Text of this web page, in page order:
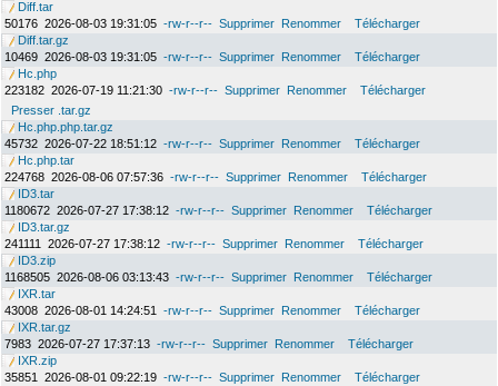
Diff.tar
50176 2026-08-03 19:31:05 -rw-r--r-- Supprimer Renommer
Télécharger
Diff.tar.gz
10469 2026-08-03 19:31:05 -rw-r--r-- Supprimer Renommer
Télécharger
Hc.php
223182 2026-07-19 11:21:30 -rw-r--r-- Supprimer Renommer
Télécharger
Presser .tar.gz
Hc.php.php.tar.gz
45732 2026-07-22 18:51:12 -rw-r--r-- Supprimer Renommer
Télécharger
Hc.php.tar
224768 2026-08-06 07:57:36 -rw-r--r-- Supprimer Renommer
Télécharger
ID3.tar
1180672 2026-07-27 17:38:12 -rw-r--r-- Supprimer Renommer
Télécharger
ID3.tar.gz
241111
2026-07-27 17:38:12 -rw-r--r-- Supprimer Renommer
Télécharger
ID3.zip
1168505 2026-08-06 03:13:43 -rw-r--r-- Supprimer Renommer
Télécharger
IXR.tar
43008 2026-08-01 14:24:51 -rw-r--r-- Supprimer Renommer
Télécharger
IXR.tar.gz
7983 2026-07-27 17:37:13 -rw-r--r-- Supprimer Renommer
Télécharger
IXR.zip
35851
2026-08-01 09:22:19 -rw-r--r-- Supprimer Renommer
Télécharger